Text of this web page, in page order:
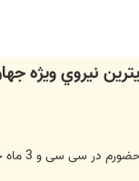
نيروي ويژه